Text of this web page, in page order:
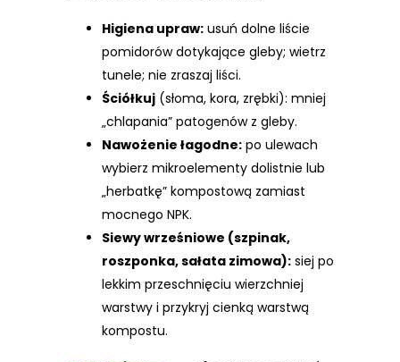
Higiena upraw: usuń dolne liście
pomidorów dotykające gleby; wietrz
tunele; nie zraszaj liści.
Ściółkuj (słoma, kora, zrębki): mniej
„chlapania” patogenów z gleby.
Nawożenie łagodne: po ulewach
wybierz mikroelementy dolistnie lub
„herbatkę” kompostową zamiast
mocnego NPK.
Siewy wrześniowe (szpinak,
roszponka, sałata zimowa): siej po
lekkim przeschnięciu wierzchniej
warstwy i przykryj cienką warstwą
kompostu.